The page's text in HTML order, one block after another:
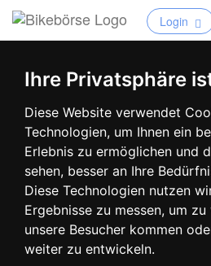
Ihre Privatsphäre
Diese Website verwendet
Technologien, um Ihnen ein
Erlebnis zu ermöglichen und
sehen, besser an Ihre
Diese Technologien nutzen
Ergebnisse zu messen, um
unsere Besucher kommen
weiter zu entwickeln.
Login